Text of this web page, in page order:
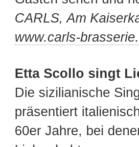
CARLS, Am
www.carls-
Etta Scollo singt
Die sizilianische
präsentiert
60er Jahre, bei